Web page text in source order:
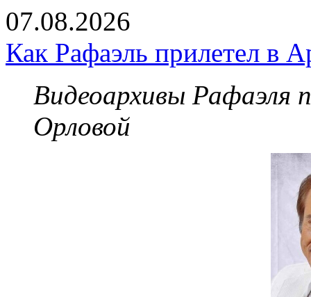
07.08.2026
Как Рафаэль прилетел в
Видеоархивы Рафаэля
Орловой